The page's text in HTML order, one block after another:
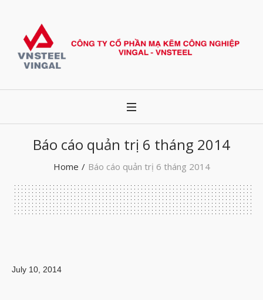
Báo cáo quản trị 6 tháng 2014
Home / Báo cáo quản trị 6 tháng 2014
July 10, 2014